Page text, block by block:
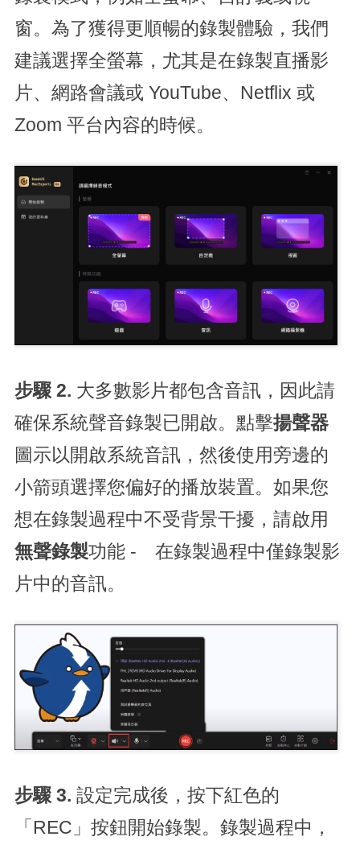
窗。為了獲得更順暢的錄製體驗，我們
建議選擇全螢幕，尤其是在錄製直播影
片、網路會議或 YouTube、Netflix 或
Zoom 平台內容的時候。
步驟 2. 大多數影片都包含音訊，因此請
確保系統聲音錄製已開啟。點擊揚聲器
圖示以開啟系統音訊，然後使用旁邊的
小箭頭選擇您偏好的播放裝置。如果您
想在錄製過程中不受背景干擾，請啟用
無聲錄製功能 - 在錄製過程中僅錄製影
片中的音訊。
步驟 3. 設定完成後，按下紅色的
「REC」按鈕開始錄製。錄製過程中，